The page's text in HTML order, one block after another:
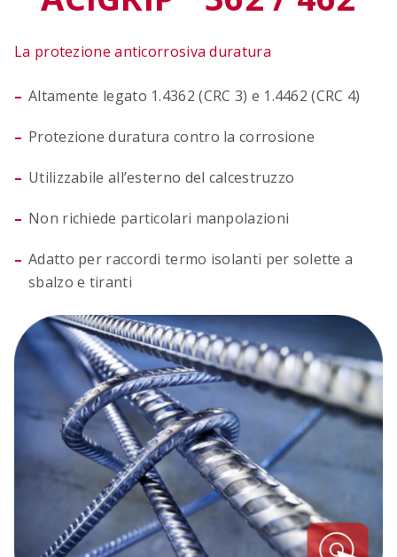
La protezione anticorrosiva duratura
Altamente legato 1.4362 (CRC 3) e 1.4462 (CRC 4)
Protezione duratura contro la corrosione
Utilizzabile all’esterno del calcestruzzo
Non richiede particolari manpolazioni
Adatto per raccordi termo isolanti per solette a
sbalzo e tiranti